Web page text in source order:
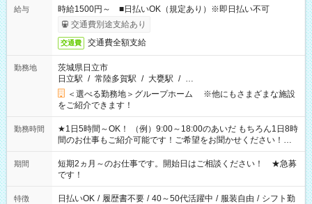
給与
時給1500円～ ■日払いOK（規定あり）※即日払い不可
交通費別途支給あり
交通費 交通費全額支給
勤務地
茨城県日立市
日立駅 / 常陸多賀駅 / 大甕駅 / …
＜選べる勤務地＞グループホーム ※他にもさまざまな施設
をご紹介できます！
勤務時間
★1日5時間～OK！ （例）9:00～18:00のあいだ もちろん1日8時
間のお仕事もご紹介可能です！ご希望をお聞かせください！★
家庭の都合でお休みが必要な場合も遠慮なくご相談ください。
※週最低15時間以上の勤務が必要です
期間
短期2ヵ月～のお仕事です。開始日はご相談ください！ ★急募
です！
特徴 日払いOK / 履歴書不要 / 40～50代活躍中 / 服装自由 / シフト勤